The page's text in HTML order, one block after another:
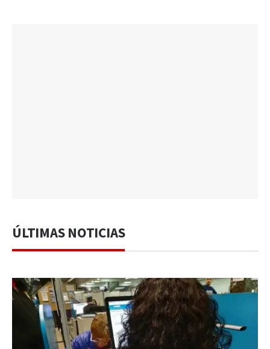
ÚLTIMAS NOTICIAS